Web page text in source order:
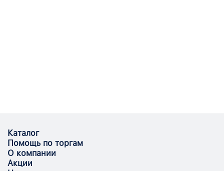
Каталог
Помощь по торгам
О компании
Акции